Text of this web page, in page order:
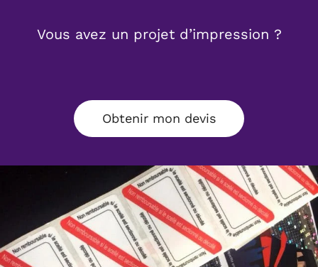
Vous avez un projetd’impression ?
Obtenir mon devis